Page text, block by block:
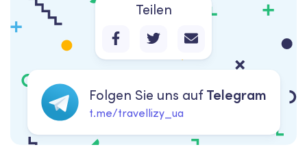
Teilen
Folgen Sie uns aufTelegram
t.me/travellizy_ua